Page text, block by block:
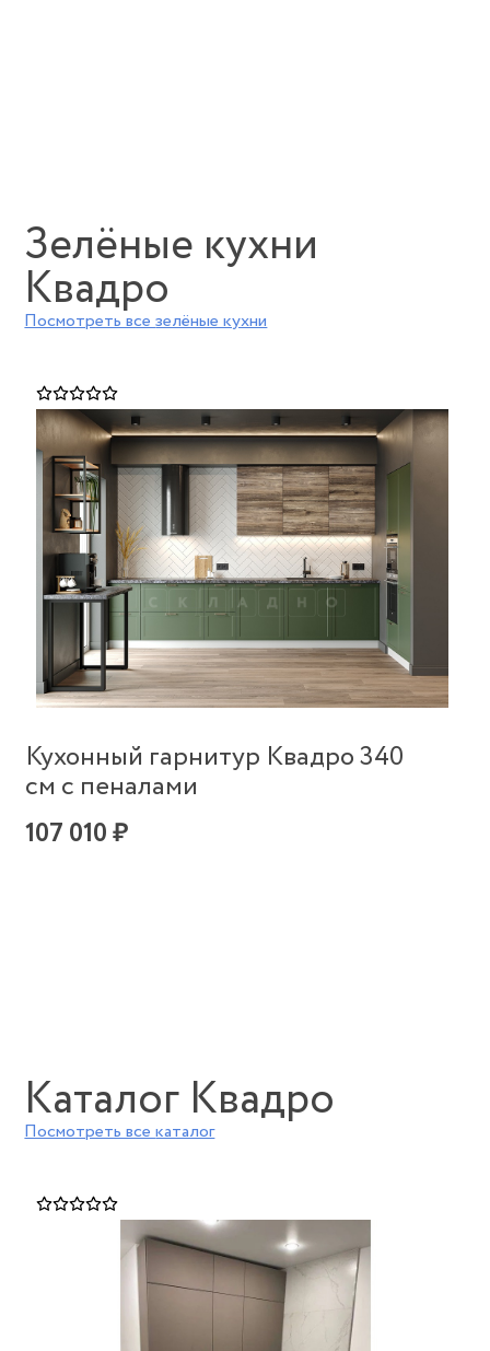
Зелёные кухни
Квадро
Посмотреть всезелёные кухни
Кухонный гарнитур Квадро 340
см с пеналами
107 010 ₽
Каталог Квадро
Посмотреть всекаталог